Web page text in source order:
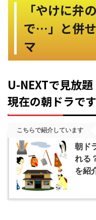
「やけに弁
で…」と併
マ
U-NEXTで見放題
現在の朝ドラです
こちらで紹介しています
朝ド
れる
を紹